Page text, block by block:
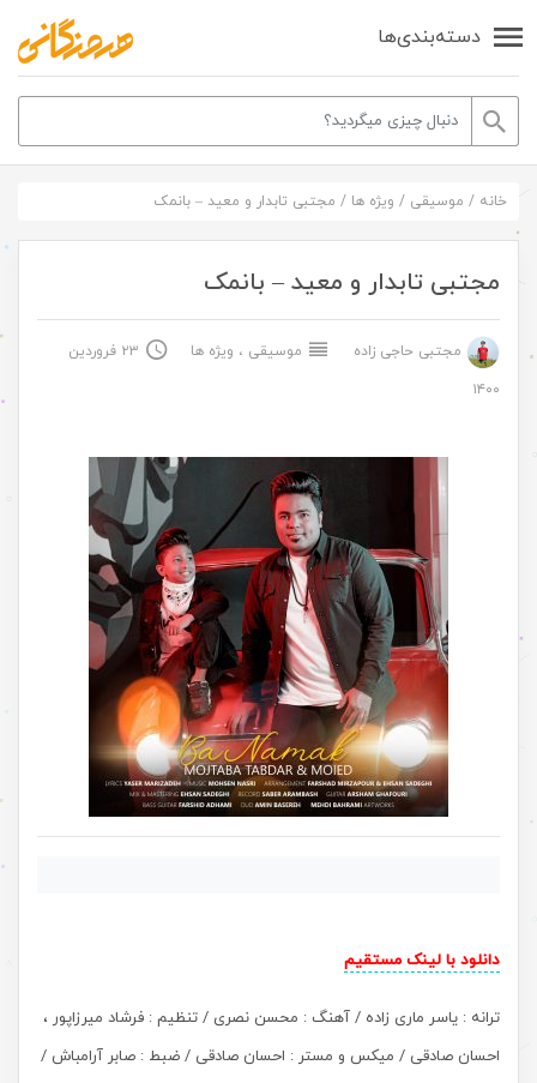
دسته‌بندی‌ها
خانه / موسیقی / ویژه ها / مجتبی تابدار و معید – بانمک
مجتبی تابدار و معید – بانمک
مجتبی حاجی زاده موسیقی ، ویژه ها
۲۳ فروردین
۱۴۰۰
دانلود با لینک مستقیم
ترانه : یاسر ماری زاده / آهنگ : محسن نصری / تنظیم : فرشاد میرزاپور ،
احسان صادقی / میکس و مستر : احسان صادقی / ضبط : صابر آرامباش /